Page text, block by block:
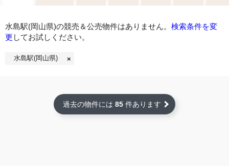
水島駅(岡山県)の競売＆公売物件はありません。 検索条件を変
更 してお試しください。
水島駅(岡山県)
過去の物件には 85 件あります